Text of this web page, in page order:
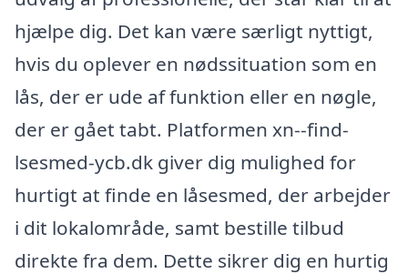
hjælpe dig. Det kan være særligt nyttigt,
hvis du oplever en nødssituation som en
lås, der er ude af funktion eller en nøgle,
der er gået tabt. Platformen xn--find-
lsesmed-ycb.dk giver dig mulighed for
hurtigt at finde en låsesmed, der arbejder
i dit lokalområde, samt bestille tilbud
direkte fra dem. Dette sikrer dig en hurtig